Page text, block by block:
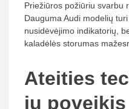
Priežiūros požiūriu svarbu
Dauguma Audi modelių
nusidėvėjimo indikatorių,
kaladėlės storumas
Ateities
jų